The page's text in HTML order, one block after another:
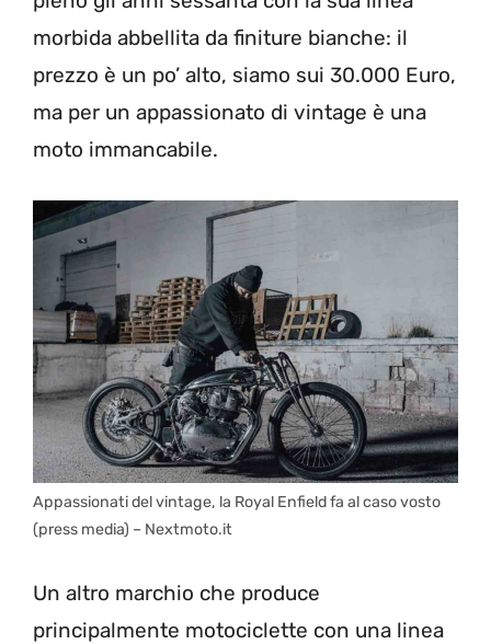
morbida abbellita da finiture bianche: il
prezzo è un po’ alto, siamo sui 30.000 Euro,
ma per un appassionato di vintage è una
moto immancabile.
Appassionati del vintage, la Royal Enfield fa al caso vosto
(press media) – Nextmoto.it
Un altro marchio che produce
principalmente motociclette con una linea